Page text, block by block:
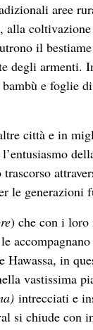
aree
alla
il
degli armenti.
e foglie
città e in
le generazioni
) che con i
Hawassa, in
vastissima
intrecciati e
si chiude con